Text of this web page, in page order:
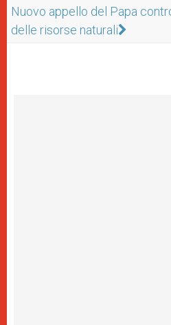
Nuovo appello del Papa
delle risorse naturali